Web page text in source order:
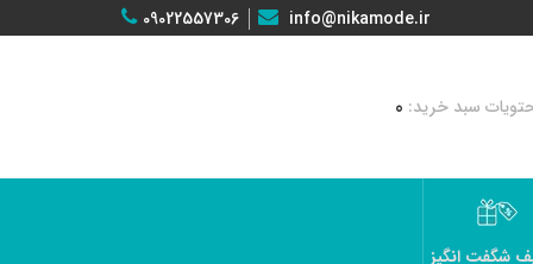
09022557306 info@nikamode.ir
0
شگفت انگیز